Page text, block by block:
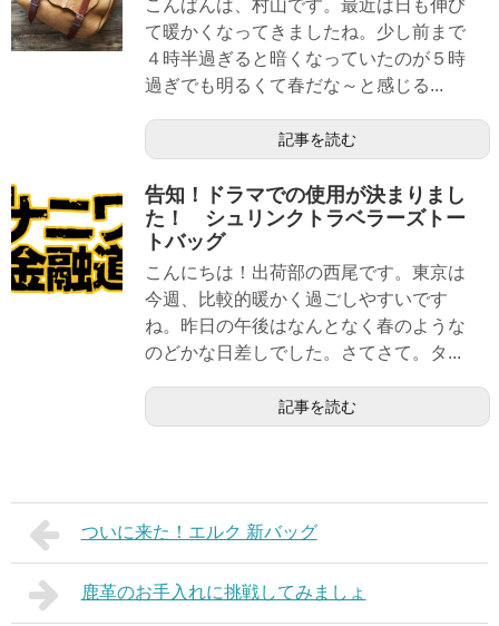
こんばんは、村山です。最近は日も伸び
て暖かくなってきましたね。少し前まで
４時半過ぎると暗くなっていたのが５時
過ぎでも明るくて春だな～と感じる...
記事を読む
告知！ドラマでの使用が決まりまし
た！ シュリンクトラベラーズトー
トバッグ
こんにちは！出荷部の西尾です。東京は
今週、比較的暖かく過ごしやすいです
ね。昨日の午後はなんとなく春のような
のどかな日差しでした。さてさて。タ...
記事を読む
ついに来た！エルク 新バッグ
鹿革のお手入れに挑戦してみましょ